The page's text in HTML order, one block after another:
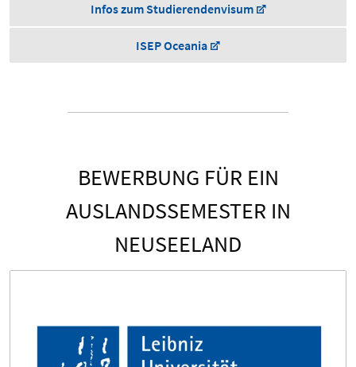
Infos zum Studierendenvisum
ISEP Oceania
BEWERBUNG FÜR EIN
AUSLANDSSEMESTER IN
NEUSEELAND